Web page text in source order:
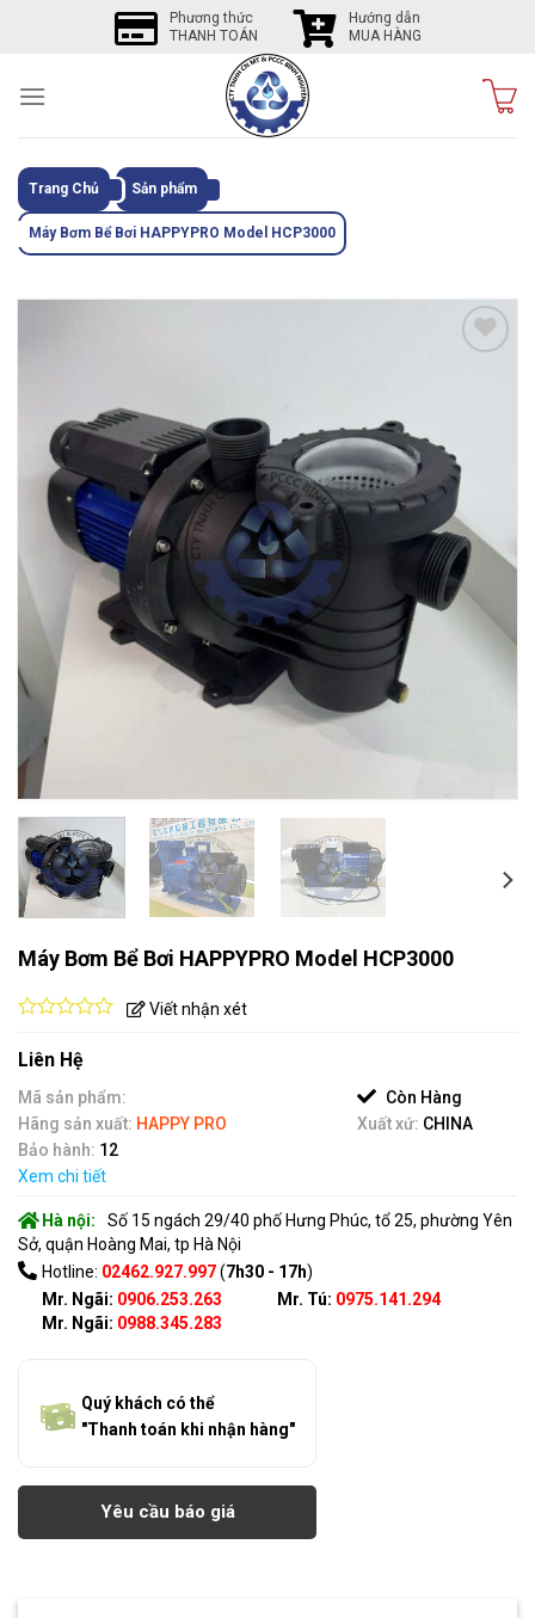
Phương thức
THANH TOÁN
Hướng dẫn
MUA HÀNG
Trang Chủ Sản phẩm
Máy Bơm Bể Bơi HAPPYPRO Model HCP3000
Máy Bơm Bể Bơi HAPPYPRO Model HCP3000
out
of
5
Viết nhận xét
Liên Hệ
Mã sản phẩm:
Còn Hàng
Hãng sản xuất: HAPPY PRO Xuất xứ: CHINA
Bảo hành: 12
Xem chi tiết
Hà nội:
Số 15 ngách 29/40 phố Hưng Phúc, tổ 25, phường Yên
Sở, quận Hoàng Mai, tp Hà Nội
Hotline: 02462.927.997(7h30 - 17h)
Mr. Ngãi: 0906.253.263
Mr. Ngãi: 0988.345.283
Mr. Tú: 0975.141.294
Quý khách có thể
"Thanh toán khi nhận hàng"
Yêu cầu báo giá